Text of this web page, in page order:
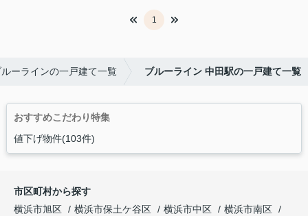
1
ーラインの一戸建て一覧 ブルーライン 中田駅の一戸建て一覧
おすすめこだわり特集
値下げ物件(103件)
市区町村から探す
横浜市旭区
横浜市保土ケ谷区 横浜市中区
横浜市南区